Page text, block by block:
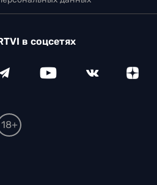
в соцсетях
18+